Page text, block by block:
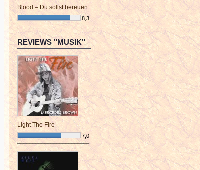
Blood – Du sollst bereuen
8,3
¯¯¯¯¯¯¯¯¯¯¯¯¯¯¯¯¯¯¯¯¯¯¯¯
REVIEWS "MUSIK"
Light The Fire
7,0
¯¯¯¯¯¯¯¯¯¯¯¯¯¯¯¯¯¯¯¯¯¯¯¯